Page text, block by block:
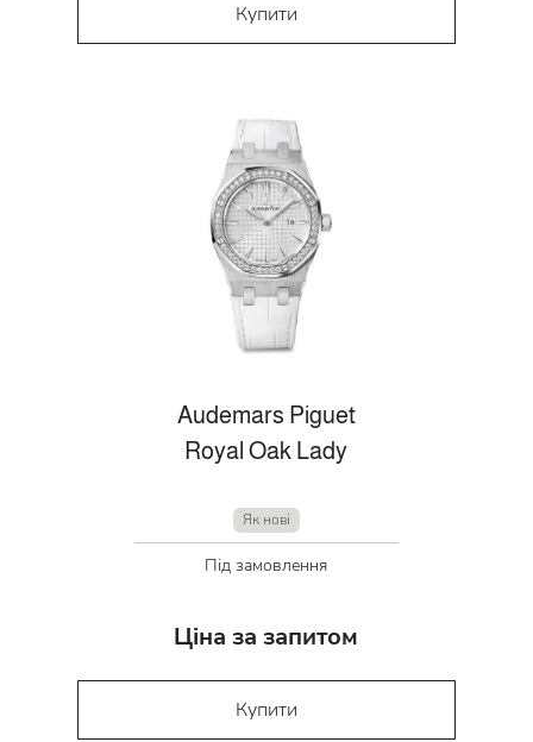
Купити
Audemars Piguet
Royal Oak Lady
Як нові
Під замовлення
Ціна за запитом
Купити